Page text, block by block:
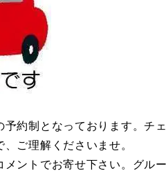
約制となっております。チ
ご理解くださいませ。
ントでお寄せ下さい。グル